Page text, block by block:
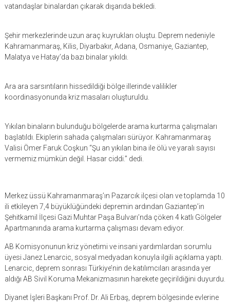
vatandaşlar binalardan çıkarak dışarıda bekledi.
Şehir merkezlerinde uzun araç kuyrukları oluştu. Deprem nedeniyle
Kahramanmaraş, Kilis, Diyarbakır, Adana, Osmaniye, Gaziantep,
Malatya ve Hatay’da bazı binalar yıkıldı.
Ara ara sarsıntıların hissedildiği bölge illerinde valilikler
koordinasyonunda kriz masaları oluşturuldu.
Yıkılan binaların bulunduğu bölgelerde arama kurtarma çalışmaları
başlatıldı. Ekiplerin sahada çalışmaları sürüyor. Kahramanmaraş
Valisi Ömer Faruk Coşkun “Şu an yıkılan bina ile ölü ve yaralı sayısı
vermemiz mümkün değil. Hasar ciddi.” dedi.
Merkez üssü Kahramanmaraş’ın Pazarcık ilçesi olan ve toplamda 10
ili etkileyen 7,4 büyüklüğündeki depremin ardından Gaziantep’in
Şehitkamil İlçesi Gazi Muhtar Paşa Bulvarı’nda çöken 4 katlı Gölgeler
Apartmanında arama kurtarma çalışması devam ediyor.
AB Komisyonunun kriz yönetimi ve insani yardımlardan sorumlu
üyesi Janez Lenarcic, sosyal medyadan konuyla ilgili açıklama yaptı.
Lenarcic, deprem sonrası Türkiye’nin de katılımcıları arasında yer
aldığı AB Sivil Koruma Mekanizmasının harekete geçirildiğini duyurdu.
Diyanet İşleri Başkanı Prof. Dr. Ali Erbaş, deprem bölgesinde evlerine